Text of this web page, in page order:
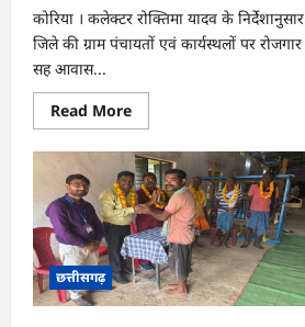
शराब
जब्त
…
कोरिया । कलेक्टर रोक्तिमा यादव के निर्देशानुसार
जिले की ग्राम पंचायतों एवं कार्यस्थलों पर रोजगार
सह आवास...
Read MoreRead
more
CG
:
ग्राम
पंचायतों
में
रोजगार
सह
आवास
दिवस
आयोजित
…
छत्तीसगढ़